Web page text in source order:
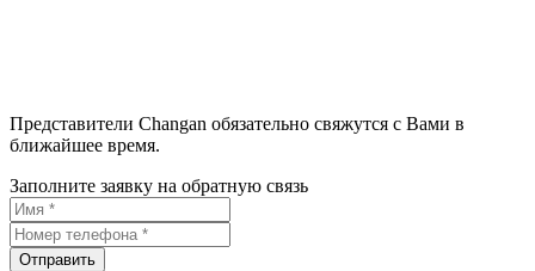
Представители Changan обязательно свяжутся с Вами в
ближайшее время.
Заполните заявку на обратную связь
Отправить